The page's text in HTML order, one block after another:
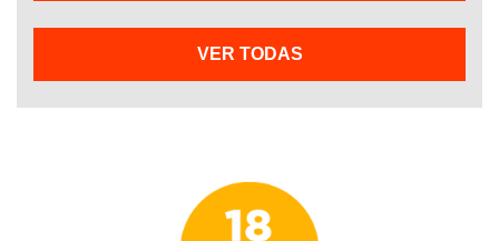
VER TODAS